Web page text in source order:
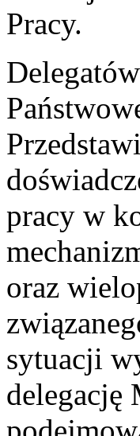
Pracy.
pracy w
oraz
sytuacji
delegację